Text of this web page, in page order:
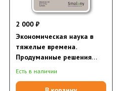
2 000 ₽
Экономическая наука в
тяжелые времена.
Продуманные решения
самых важных проблем
Есть в наличии